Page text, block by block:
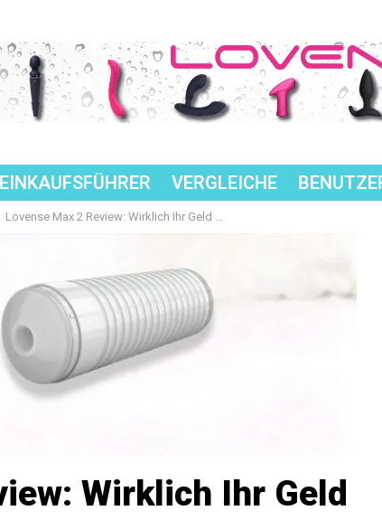
EINKAUFSFÜHRER VERGLEICHE
Lovense Max 2 Review: Wirklich Ihr Geld wert?
Wirklich Ihr Geld